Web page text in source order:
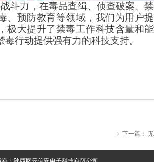
斗力，在毒品查缉、侦查破案、禁
、预防教育等领域，我们为用户提
极大提升了禁毒工作科技含量和能
行动提供强有力的科技支持。
ꁹ 下一篇： 无